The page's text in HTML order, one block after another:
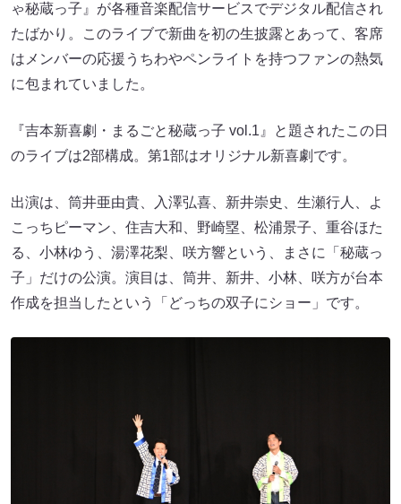
ゃ秘蔵っ子』が各種音楽配信サービスでデジタル配信され
たばかり。このライブで新曲を初の生披露とあって、客席
はメンバーの応援うちわやペンライトを持つファンの熱気
に包まれていました。
『吉本新喜劇・まるごと秘蔵っ子 vol.1』と題されたこの日
のライブは2部構成。第1部はオリジナル新喜劇です。
出演は、筒井亜由貴、入澤弘喜、新井崇史、生瀬行人、よ
こっちピーマン、住吉大和、野崎塁、松浦景子、重谷ほた
る、小林ゆう、湯澤花梨、咲方響という、まさに「秘蔵っ
子」だけの公演。演目は、筒井、新井、小林、咲方が台本
作成を担当したという「どっちの双子にショー」です。